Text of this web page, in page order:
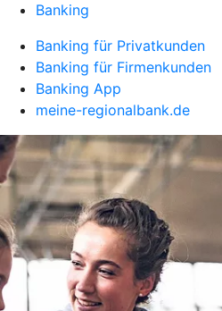
Banking
Banking für Privatkunden
Banking für Firmenkunden
Banking App
meine-regionalbank.de